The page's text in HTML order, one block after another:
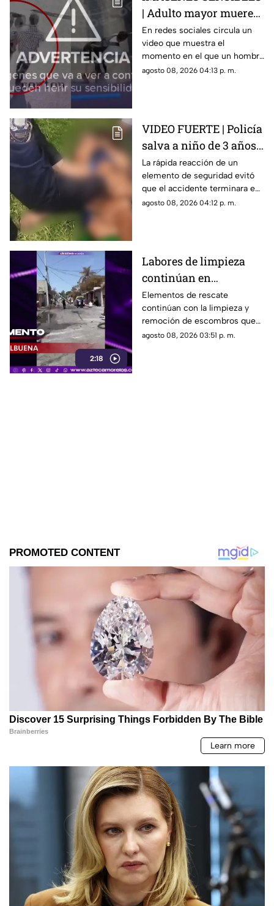
| Adulto mayor muere
atropellado por un
tráiler, video revela que
un hombre lo empujó
de manera intencional
En redes sociales circula un
video que muestra el
momento en el que un hombre
de la tercera edad fue
agosto 08, 2026 04:13 p. m.
VIDEO FUERTE | Policía
salva a niño de 3 años
tras accidente en lago
en Teotihuacán
La rápida reacción de un
elemento de seguridad evitó
que el accidente terminara en
tragedia.
agosto 08, 2026 04:12 p. m.
2:18
Labores de limpieza
continúan en
Cuernavaca tras la
explosión de la pipa de
gas LP
Elementos de rescate
continúan con la limpieza y
remoción de escombros que
dejó la explosión de la pipa que
agosto 08, 2026 03:51 p. m.